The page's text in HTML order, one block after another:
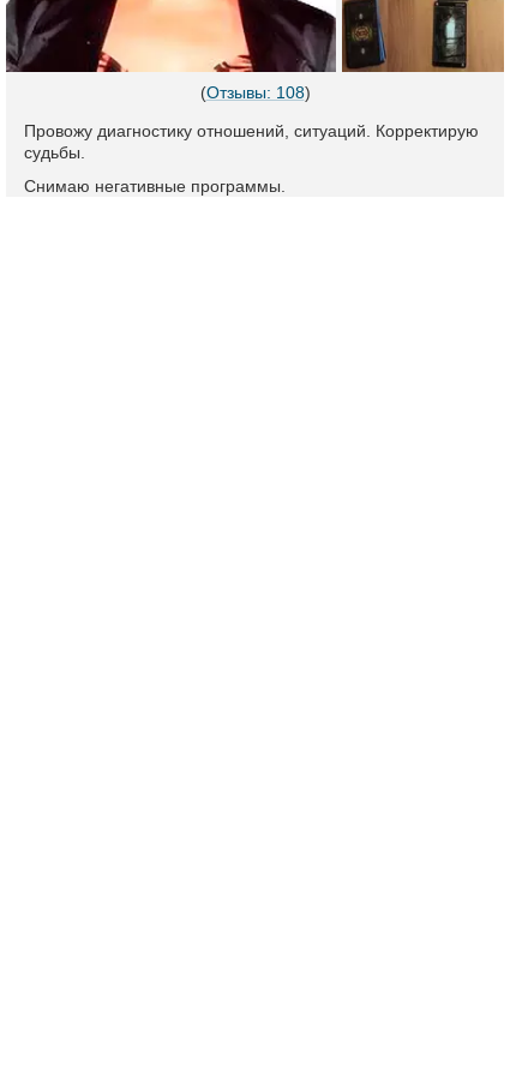
(Отзывы: 108)
Провожу диагностику отношений, ситуаций. Корректирую
судьбы.
Снимаю негативные программы.